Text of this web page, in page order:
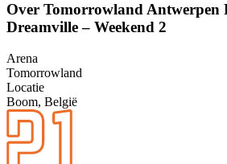
Over Tomorrowland Antwerpen
Dreamville – Weekend 2
Arena
Tomorrowland
Locatie
Boom, België